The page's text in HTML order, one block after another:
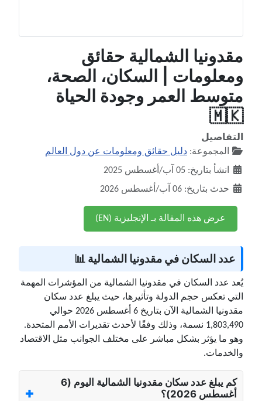
مقدونيا الشمالية حقائق
ومعلومات | السكان، الصحة،
متوسط العمر وجودة الحياة
🇲🇰
التفاصيل
المجموعة: دليل حقائق ومعلومات عن دول العالم
انشأ بتاريخ: 05 آب/أغسطس 2025
حدث بتاريخ: 06 آب/أغسطس 2026
عرض هذه المقالة بـ الإنجليزية (EN)
عدد السكان في مقدونيا الشمالية 📊
يُعد عدد السكان في مقدونيا الشمالية من المؤشرات المهمة
التي تعكس حجم الدولة وتأثيرها، حيث يبلغ عدد سكان
مقدونيا الشمالية الآن بتاريخ 6 أغسطس 2026 حوالي
1,803,490 نسمة، وذلك وفقًا لأحدث تقديرات الأمم المتحدة.
وهو ما يؤثر بشكل مباشر على مختلف الجوانب مثل الاقتصاد
والخدمات.
كم يبلغ عدد سكان مقدونيا الشمالية اليوم (6
أغسطس 2026)؟